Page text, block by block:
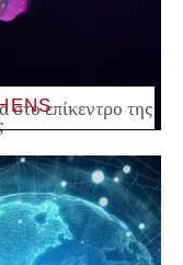
επίκεντρο της